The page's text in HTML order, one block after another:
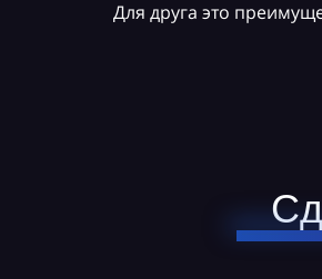
Для друга это